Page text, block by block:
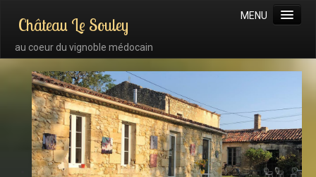
Château Le Souley
au coeur du vignoble médocain
MENU
La maison d'hôtes
La chambre Malbec
La chambre Cabernet
La chambre Merlot
La chambre Sauvignon Sémillon